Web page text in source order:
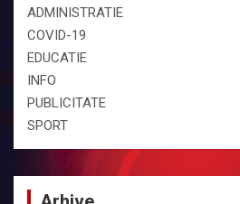
ADMINISTRATIE
COVID-19
EDUCATIE
INFO
PUBLICITATE
SPORT